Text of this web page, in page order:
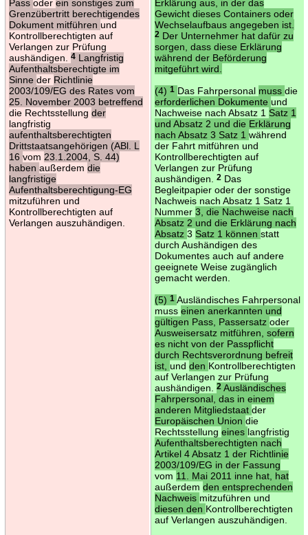
Pass oder ein sonstiges zum
Grenzübertritt berechtigendes
Dokument mitführen und
Kontrollberechtigten auf
Verlangen zur Prüfung
aushändigen.
4Langfristig
Aufenthaltsberechtigte im
Sinne der Richtlinie
2003/109/EG des Rates vom
25. November 2003 betreffend
die Rechtsstellung der
langfristig
aufenthaltsberechtigten
Drittstaatsangehörigen (ABl. L
16 vom 23.1.2004, S. 44)
haben außerdem die
langfristige
Aufenthaltsberechtigung-EG
mitzuführen und
Kontrollberechtigten auf
Verlangen auszuhändigen.
Erklärung aus, in der das
Gewicht dieses Containers oder
Wechselaufbaus angegeben ist.
2Der Unternehmer hat dafür zu
sorgen, dass diese Erklärung
während der Beförderung
mitgeführt wird.
(4) 1 Das Fahrpersonal muss die
erforderlichen Dokumente und
Nachweise nach Absatz 1 Satz 1
und Absatz 2 und die Erklärung
nach Absatz 3 Satz 1 während
der Fahrt mitführen und
Kontrollberechtigten auf
Verlangen zur Prüfung
aushändigen.
2Das
Begleitpapier oder der sonstige
Nachweis nach Absatz 1 Satz 1
Nummer 3, die Nachweise nach
Absatz 2 und die Erklärung nach
Absatz 3 Satz 1 können statt
durch Aushändigen des
Dokumentes auch auf andere
geeignete Weise zugänglich
gemacht werden.
(5) 1 Ausländisches Fahrpersonal
muss einen anerkannten und
gültigen Pass, Passersatz oder
Ausweisersatz mitführen, sofern
es nicht von der Passpflicht
durch Rechtsverordnung befreit
ist, und den Kontrollberechtigten
auf Verlangen zur Prüfung
aushändigen.
2Ausländisches
Fahrpersonal, das in einem
anderen Mitgliedstaat der
Europäischen Union die
Rechtsstellung eines langfristig
Aufenthaltsberechtigten nach
Artikel 4 Absatz 1 der Richtlinie
2003/109/EG in der Fassung
vom 11. Mai 2011 inne hat, hat
außerdem den entsprechenden
Nachweis mitzuführen und
diesen den Kontrollberechtigten
auf Verlangen auszuhändigen.